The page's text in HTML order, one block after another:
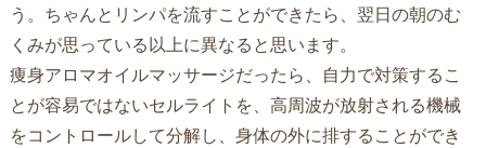
う。ちゃんとリンパを流すことができたら、翌日の朝のむ
くみが思っている以上に異なると思います。
痩身アロマオイルマッサージだったら、自力で対策するこ
とが容易ではないセルライトを、高周波が放射される機械
をコントロールして分解し、身体の外に排することができ